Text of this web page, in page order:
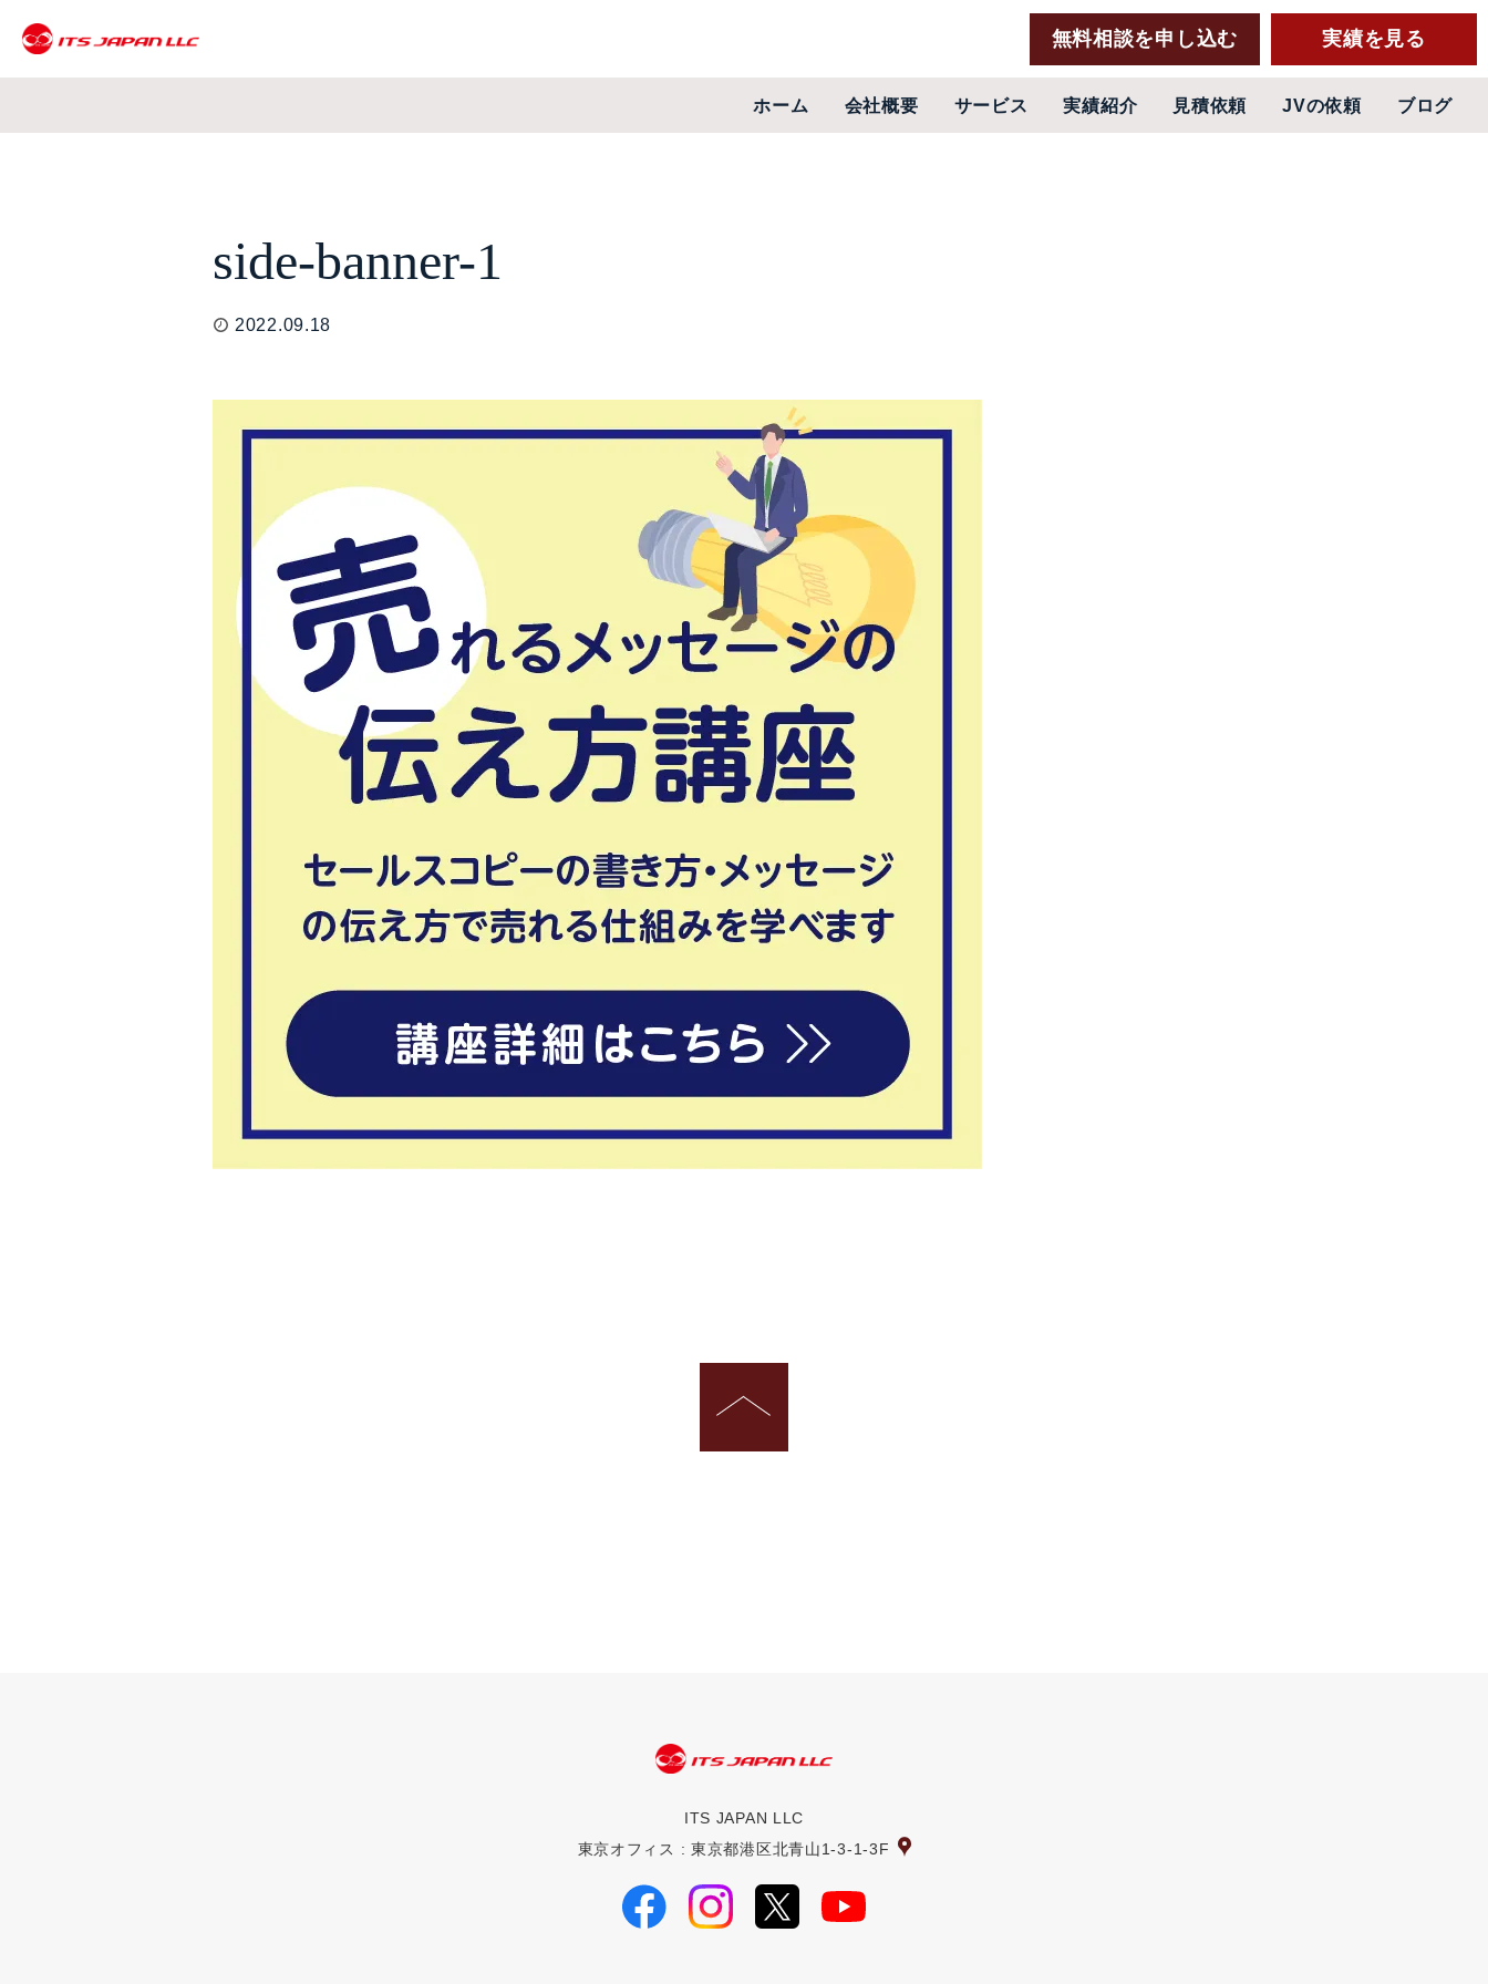
無料相談を申し込む 実績を見る
ホーム 会社概要 サービス 実績紹介 見積依頼 JVの依頼 ブログ
side-banner-1
2022.09.18
ITS JAPAN LLC
東京オフィス : 東京都港区北青山1-3-1-3F